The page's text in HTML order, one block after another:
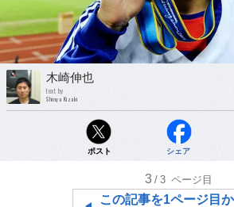
木崎伸也
text by
Shinya Kizaki
ポスト シェア
3 /3 ページ目
この記事を1ページ目